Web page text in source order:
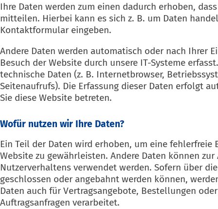
Ihre Daten werden zum einen dadurch erhoben,
mitteilen. Hierbei kann es sich z. B. um Daten
Kontaktformular eingeben.
Andere Daten werden automatisch oder nach Ihrer
Besuch der Website durch unsere IT-Systeme
technische Daten (z. B. Internetbrowser,
Seitenaufrufs). Die Erfassung dieser Daten erfolgt
Sie diese Website betreten.
Wofür nutzen wir Ihre Daten?
Ein Teil der Daten wird erhoben, um eine fehlerfreie
Website zu gewährleisten. Andere Daten können zur
Nutzerverhaltens verwendet werden. Sofern über
geschlossen oder angebahnt werden können,
Daten auch für Vertragsangebote, Bestellungen
Auftragsanfragen verarbeitet.